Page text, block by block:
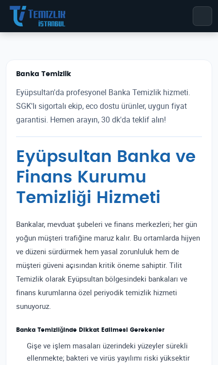
Banka Temizlik
Eyüpsultan'da profesyonel Banka Temizlik hizmeti.
SGK'lı sigortalı ekip, eco dostu ürünler, uygun fiyat
garantisi. Hemen arayın, 30 dk'da teklif alın!
Eyüpsultan Banka ve
Finans Kurumu
Temizliği Hizmeti
Bankalar, mevduat şubeleri ve finans merkezleri; her gün
yoğun müşteri trafiğine maruz kalır. Bu ortamlarda hijyen
ve düzeni sürdürmek hem yasal zorunluluk hem de
müşteri güveni açısından kritik öneme sahiptir. Tilit
Temizlik olarak Eyüpsultan bölgesindeki bankaları ve
finans kurumlarına özel periyodik temizlik hizmeti
sunuyoruz.
Banka Temizliğinde Dikkat Edilmesi Gerekenler
Gişe ve işlem masaları üzerindeki yüzeyler sürekli
ellenmekte; bakteri ve virüs yayılımı riski yüksektir